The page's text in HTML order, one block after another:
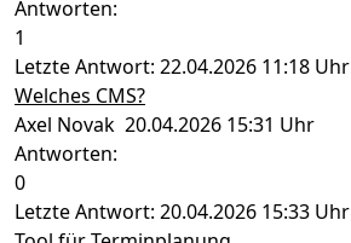
Antworten:
1
Letzte Antwort: 22.04.2026 11:18 Uhr
Welches CMS?
Axel Novak 20.04.2026 15:31 Uhr
Antworten:
0
Letzte Antwort: 20.04.2026 15:33 Uhr